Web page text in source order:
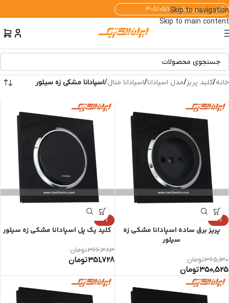
Skip to navigation
Skip to main content
آخرین به‌روزرسانی: ۱۴۰۵/۰۵/۱۴
خانه/کلید پریز/مدل اسپادانا/اسپادانا متال/اسپادانا مشکی زه سیلور
-4%
پریز برق ساده اسپادانا مشکی زه
سیلور
365,130تومان
350,525تومان
-4%
کلید یک پل اسپادانا مشکی زه سیلور
366,383تومان
351,728تومان